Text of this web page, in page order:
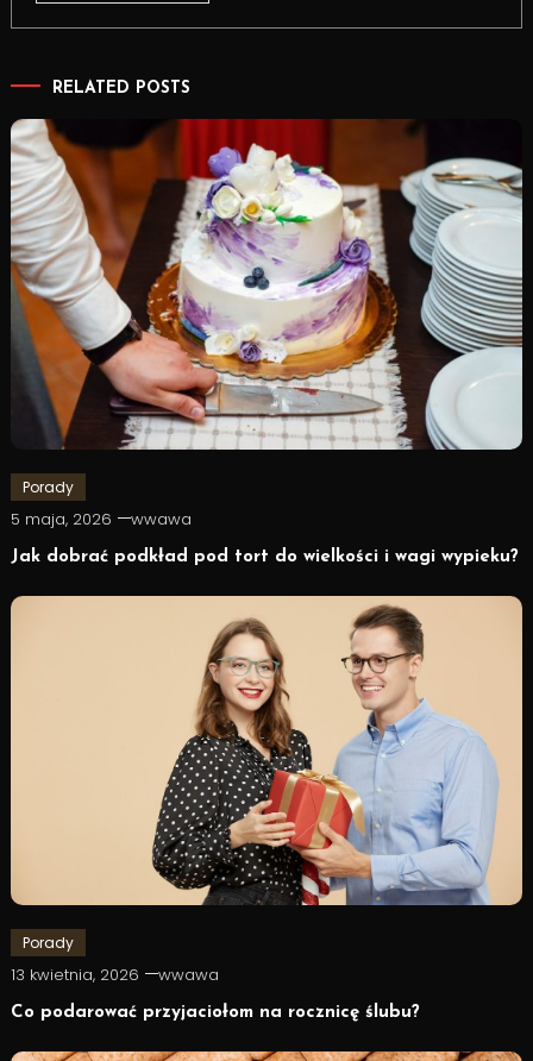
RELATED POSTS
Porady
5 maja, 2026 wwawa
Jak dobrać podkład pod tort do wielkości i wagi wypieku?
Porady
13 kwietnia, 2026 wwawa
Co podarować przyjaciołom na rocznicę ślubu?